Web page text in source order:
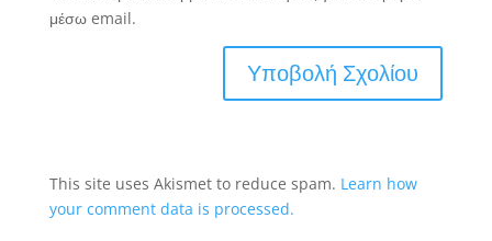
μέσω email.
This site uses Akismet to reduce spam. Learn how
your comment data is processed.